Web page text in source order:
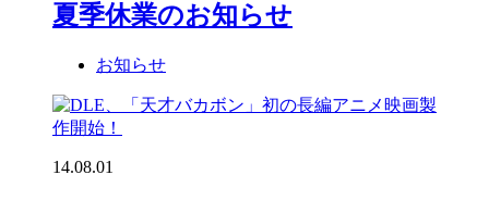
夏季休業のお知らせ
お知らせ
14.08.01